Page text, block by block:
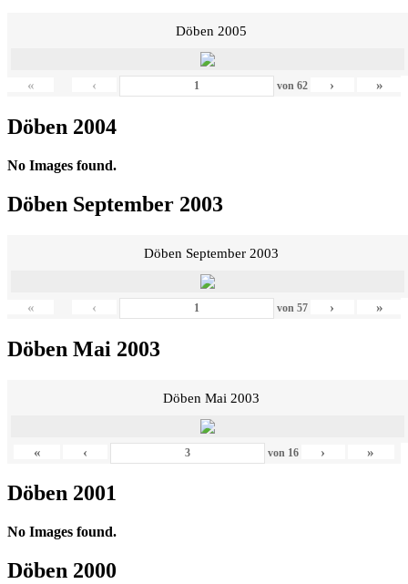
Döben 2005
« ‹ von 62 › »
Döben 2004
No Images found.
Döben September 2003
Döben September 2003
« ‹ von 57 › »
Döben Mai 2003
Döben Mai 2003
« ‹ von 16 › »
Döben 2001
No Images found.
Döben 2000